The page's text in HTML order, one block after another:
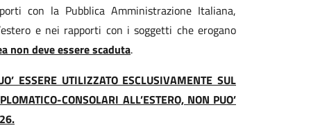
con la Pubblica Amministrazione Italiana,
e nei rapporti con i soggetti che erogano
non deve essere scaduta.
ESSERE UTILIZZATO ESCLUSIVAMENTE SUL
CONSOLARI ALL’ESTERO, NON PUO’